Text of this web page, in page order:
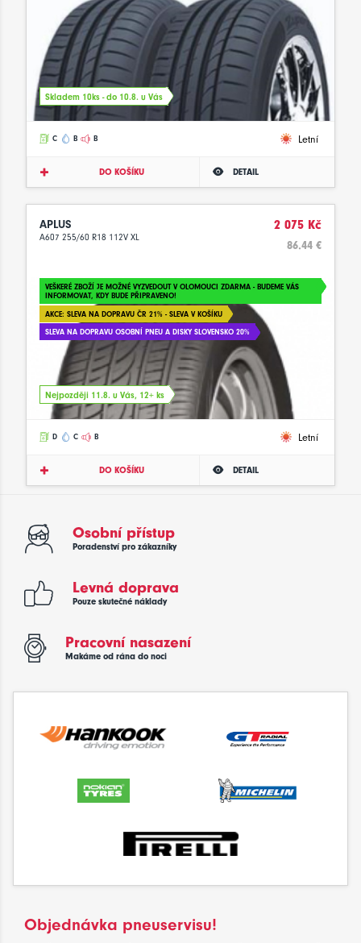
Skladem 10ks - do 10.8. u Vás
C B B Letní
DO KOŠÍKU DETAIL
APLUS
A607 255/60 R18 112V XL
2 075 Kč
86.44 €
VEŠKERÉ ZBOŽÍ JE MOŽNÉ VYZVEDOUT V OLOMOUCI ZDARMA - BUDEME VÁS
INFORMOVAT, KDY BUDE PŘIPRAVENO!
AKCE: SLEVA NA DOPRAVU ČR 21% - SLEVA V KOŠÍKU
SLEVA NA DOPRAVU OSOBNÍ PNEU A DISKY SLOVENSKO 20%
Nejpozději 11.8. u Vás, 12+ ks
D C B Letní
DO KOŠÍKU DETAIL
Osobní přístup
Poradenství pro zákazníky
Levná doprava
Pouze skutečné náklady
Pracovní nasazení
Makáme od rána do noci
Objednávka pneuservisu!